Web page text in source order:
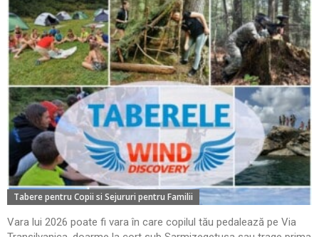
Tabere pentru Copii si Sejururi pentru Familii
Vara lui 2026 poate fi vara în care copilul tău pedalează pe Via